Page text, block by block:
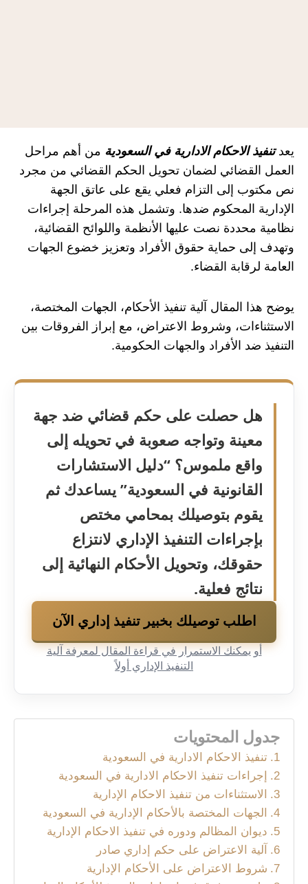
يعدتنفيذ الاحكام الادارية في السعودية من أهم مراحل
العمل القضائي لضمان تحويل الحكم القضائي من مجرد
نص مكتوب إلى التزام فعلي يقع على عاتق الجهة
الإدارية المحكوم ضدها. وتشمل هذه المرحلة إجراءات
نظامية محددة نصت عليها الأنظمة واللوائح القضائية،
وتهدف إلى حماية حقوق الأفراد وتعزيز خضوع الجهات
العامة لرقابة القضاء.
يوضح هذا المقال آلية تنفيذ الأحكام، الجهات المختصة،
الاستثناءات، وشروط الاعتراض، مع إبراز الفروقات بين
التنفيذ ضد الأفراد والجهات الحكومية.
هل حصلت على حكم قضائي ضد جهة
معينة وتواجه صعوبة في تحويله إلى
واقع ملموس؟ “دليل الاستشارات
القانونية في السعودية” يساعدك ثم
يقوم بتوصيلك بمحامي مختص
بإجراءات التنفيذ الإداري لانتزاع
حقوقك، وتحويل الأحكام النهائية إلى
نتائج فعلية.
اطلب توصيلك بخبير تنفيذ إداري الآن
أو يمكنك الاستمرار في قراءة المقال لمعرفة آلية
التنفيذ الإداري أولاً
جدول المحتويات
تنفيذ الاحكام الادارية في السعودية
إجراءات تنفيذ الاحكام الادارية في السعودية
الاستثناءات من تنفيذ الاحكام الإدارية
الجهات المختصة بالأحكام الإدارية في السعودية
ديوان المظالم ودوره في تنفيذ الاحكام الإدارية
آلية الاعتراض على حكم إداري صادر
شروط الاعتراض على الأحكام الإدارية